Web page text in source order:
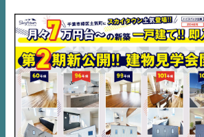
EVENT
住宅情報誌ミッケル
市原エリア
千葉エリア
内房エリア